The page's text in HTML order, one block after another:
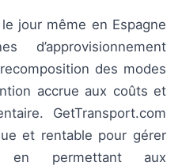
jour même en Espagne
d’approvisionnement
des modes
accrue aux coûts et
GetTransport.com
et rentable pour gérer
en permettant aux